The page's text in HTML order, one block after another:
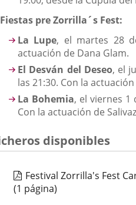
Fiestas pre Zorrilla´s Fest:
La Lupe, el martes 28
actuación de Dana Glam.
El Desván del Deseo, el
las 21:30. Con la
La Bohemia, el viernes 1
Con la actuación de
disponibles
Festival Zorrilla's Fest
(1 página)